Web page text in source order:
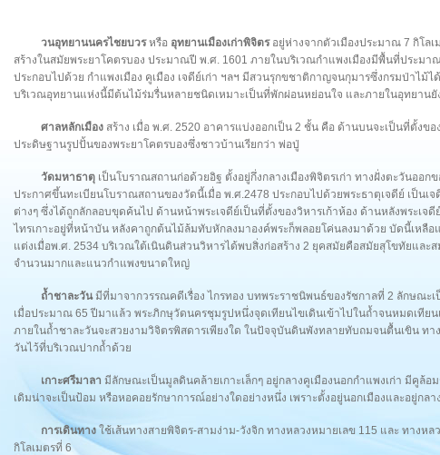
วนอุทยานนครไชยบวรหรือ อุทยานเมืองเก่าพิจิตรอยู่ห่างจากตัวเมืองประมาณ 7 กิโลเ
สร้างในสมัยพระยาโคตรบอง ประมาณปี พ.ศ. 1601 ภายในบริเวณกำแพงเมืองมีพื้นที่ประมา
ประกอบไปด้วย กำแพงเมือง คูเมือง เจดีย์เก่า ฯลฯ มีสวนรุกขชาติกาญจนกุมารซึ่งกรมป่าไม้
บริเวณอุทยานแห่งนี้มีต้นไม้ร่มรื่นหลายชนิดเหมาะเป็นที่พักผ่อนหย่อนใจ และภายในอุทยาน
ศาลหลักเมือง สร้าง เมื่อ พ.ศ. 2520 อาคารแบ่งออกเป็น 2 ชั้น คือ ด้านบนจะเป็นที่ตั้งข
ประดิษฐานรูปปั้นของพระยาโคตรบองซึ่งชาวบ้านเรียกว่า พ่อปู่
วัดมหาธาตุ เป็นโบราณสถานก่อด้วยอิฐ ตั้งอยู่กึ่งกลางเมืองพิจิตรเก่า ทางฝั่งตะวันออก
ประกาศขึ้นทะเบียนโบราณสถานของวัดนี้เมื่อ พ.ศ.2478 ประกอบไปด้วยพระธาตุเจดีย์ เป็นเจ
ต่างๆ ซึ่งได้ถูกลักลอบขุดค้นไป ด้านหน้าพระเจดีย์เป็นที่ตั้งของวิหารเก้าห้อง ด้านหลังพระเจดี
ไทรเกาะอยู่ที่หน้าบัน หลังคาถูกต้นไม้ล้มทับหักลงมาองค์พระก็พลอยโค่นลงมาด้วย บัดนี้เหลือ
แต่งเมื่อพ.ศ. 2534 บริเวณใต้เนินดินส่วนวิหารได้พบสิ่งก่อสร้าง 2 ยุคสมัยคือสมัยสุโขทัยและ
จำนวนมากและแนวกำแพงขนาดใหญ่
ถ้ำชาละวันมีที่มาจากวรรณคดีเรื่อง ไกรทอง บทพระราชนิพนธ์ของรัชกาลที่ 2 ลักษณะเ
เมื่อประมาณ 65 ปีมาแล้ว พระภิกษุวัดนครชุมรูปหนึ่งจุดเทียนไขเดินเข้าไปในถ้ำจนหมดเทียน
ภายในถ้ำชาละวันจะสวยงามวิจิตรพิสดารเพียงใด ในปัจจุบันดินพังทลายทับถมจนตื้นเขิน ทา
วันไว้ที่บริเวณปากถ้ำด้วย
เกาะศรีมาลา มีลักษณะเป็นมูลดินคล้ายเกาะเล็กๆ อยู่กลางคูเมืองนอกกำแพงเก่า มีคูล้
เดิมน่าจะเป็นป้อม หรือหอคอยรักษาการณ์อย่างใดอย่างหนึ่ง เพราะตั้งอยู่นอกเมืองและอยู่กลา
การเดินทางใช้เส้นทางสายพิจิตร-สามง่าม-วังจิก ทางหลวงหมายเลข 115 และ ทางห
กิโลเมตรที่ 6